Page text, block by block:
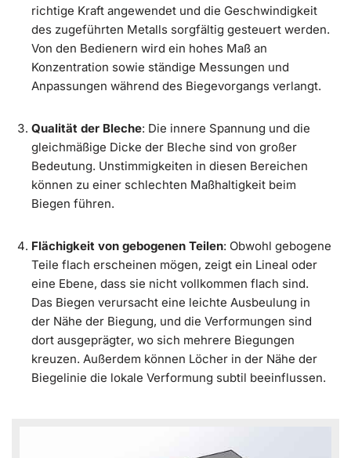
richtige Kraft angewendet und die Geschwindigkeit
des zugeführten Metalls sorgfältig gesteuert werden.
Von den Bedienern wird ein hohes Maß an
Konzentration sowie ständige Messungen und
Anpassungen während des Biegevorgangs verlangt.
Qualität der Bleche: Die innere Spannung und die
gleichmäßige Dicke der Bleche sind von großer
Bedeutung. Unstimmigkeiten in diesen Bereichen
können zu einer schlechten Maßhaltigkeit beim
Biegen führen.
Flächigkeit von gebogenen Teilen: Obwohl gebogene
Teile flach erscheinen mögen, zeigt ein Lineal oder
eine Ebene, dass sie nicht vollkommen flach sind.
Das Biegen verursacht eine leichte Ausbeulung in
der Nähe der Biegung, und die Verformungen sind
dort ausgeprägter, wo sich mehrere Biegungen
kreuzen. Außerdem können Löcher in der Nähe der
Biegelinie die lokale Verformung subtil beeinflussen.